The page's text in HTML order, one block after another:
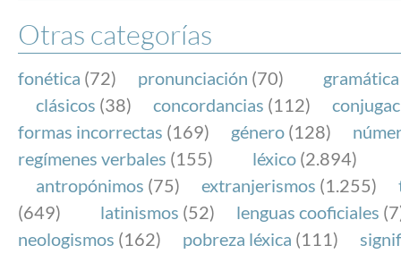
FundéuRAE es una fundación patrocinada por la
y la Real Academia Española, cuyo objetivo es
el buen uso del español en los medios de
Internet.
Otras categorías
fonética (72) pronunciación (70) gramática
clásicos (38) concordancias (112)
formas incorrectas (169) género (128)
regímenes verbales (155) léxico (2.894)
antropónimos (75) extranjerismos (1.255)
(649)
latinismos (52) lenguas cooficiales
neologismos (162) pobreza léxica (111)